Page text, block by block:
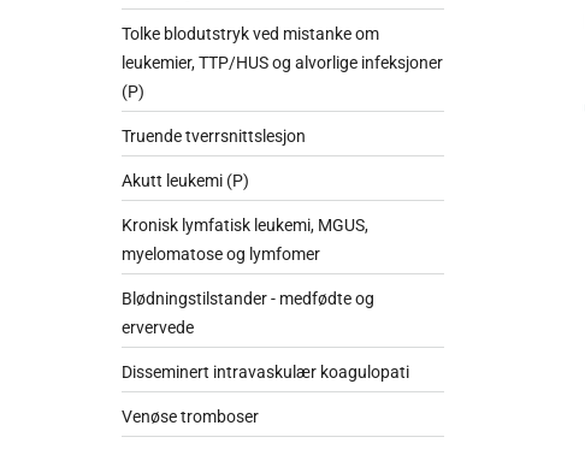
Tolke blodutstryk ved mistanke om
leukemier, TTP/HUS og alvorlige infeksjoner
(P)
Truende tverrsnittslesjon
Akutt leukemi (P)
Kronisk lymfatisk leukemi, MGUS,
myelomatose og lymfomer
Blødningstilstander - medfødte og
ervervede
Disseminert intravaskulær koagulopati
Venøse tromboser